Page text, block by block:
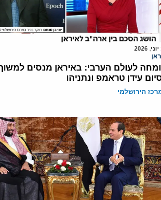
לעולם הערבי: באיראן מנסים
עידן טראמפ ונתניהו
הירושלמי